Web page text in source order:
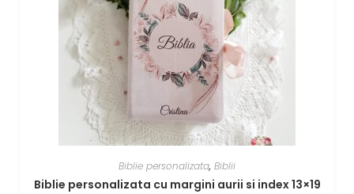
Biblie personalizata, Biblii
Biblie personalizata cu margini aurii si index 13×19